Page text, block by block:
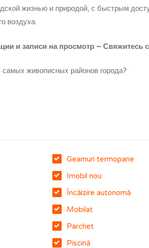
жизнью и природой, с быстрым
воздуха.
и записи на просмотр – Свяжитесь
живописных районов города?
Geamuri termopane
Imobil nou
Încălzire autonomă
Mobilat
Parchet
Piscină